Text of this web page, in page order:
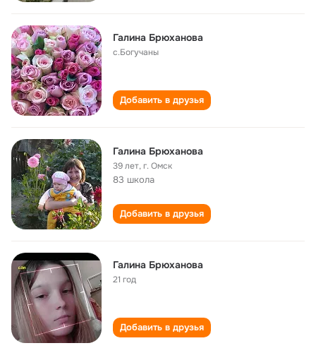
Галина Брюханова
с.Богучаны
Добавить в друзья
Галина Брюханова
39 лет,г. Омск
83 школа
Добавить в друзья
Галина Брюханова
21 год
Добавить в друзья